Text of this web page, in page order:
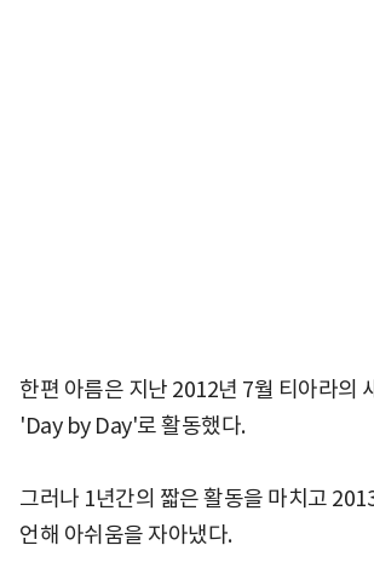
한편 아름은 지난 2012년 7월 티아라의
'Day by Day'로 활동했다.
그러나 1년간의 짧은 활동을 마치고
언해 아쉬움을 자아냈다.